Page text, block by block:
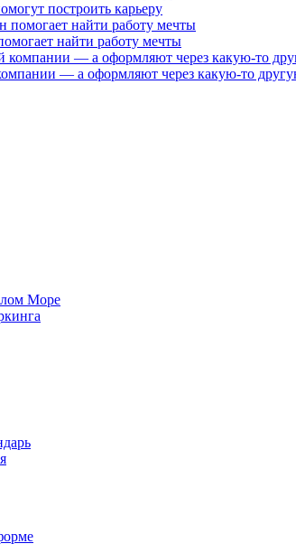
построить карьеру
найти работу мечты
— а оформляют через какую-то
Море